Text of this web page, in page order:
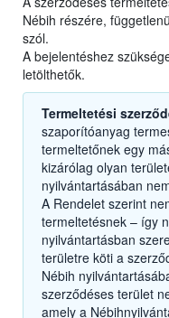
Nébih részére,
szól.
A bejelentéshez
letölthetők.
Termeltetési
szaporítóanyag
termeltetőnek egy
kizárólag olyan
nyilvántartásában
A Rendelet szerint
termeltetésnek – így
nyilvántartásban
területre köti a
Nébih
szerződéses terület
amely a